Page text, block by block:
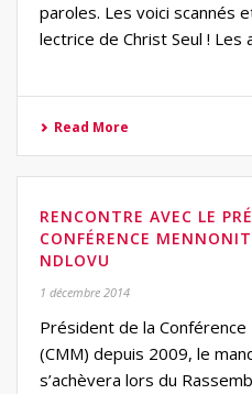
paroles. Les voici scannés
lectrice de Christ Seul ! Les
Read More
RENCONTRE AVEC LE
CONFÉRENCE
NDLOVU
1 décembre 2014
Président de la
(CMM) depuis 2009, le
s’achèvera lors du